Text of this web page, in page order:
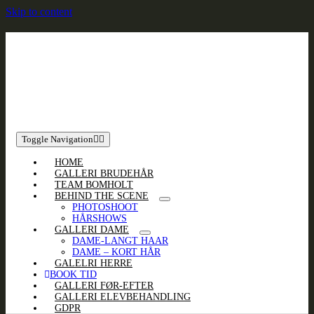
Skip to content
Toggle Navigation
HOME
GALLERI BRUDEHÅR
TEAM BOMHOLT
BEHIND THE SCENE
PHOTOSHOOT
HÅRSHOWS
GALLERI DAME
DAME-LANGT HAAR
DAME – KORT HÅR
GALELRI HERRE
BOOK TID
GALLERI FØR-EFTER
GALLERI ELEVBEHANDLING
GDPR